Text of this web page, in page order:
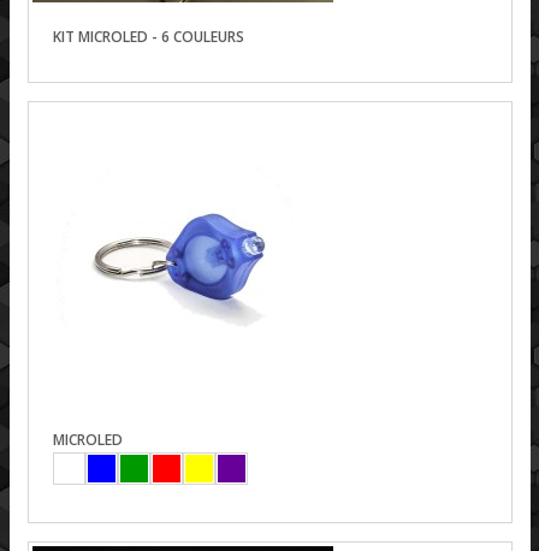
KIT MICROLED - 6 COULEURS
MICROLED